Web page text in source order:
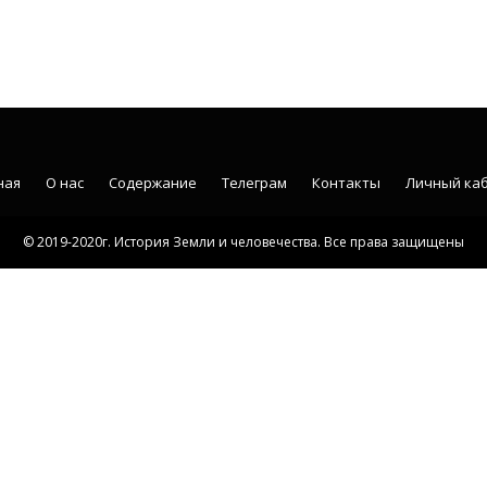
© 2019-2020г. История Земли и человечества. Все права защищены
О нас Содержание Телеграм Контакты Личный